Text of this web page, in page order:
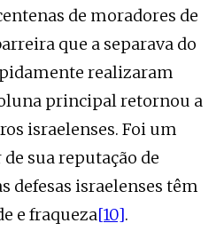
de moradores de
que a separava do
realizaram
principal retornou a
israelenses. Foi um
sua reputação de
defesas israelenses têm
e fraqueza[10].